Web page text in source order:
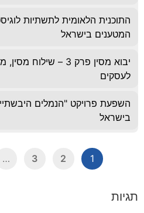
התוכנית הלאומית לתשתיות
המטענים בישראל
יבוא מסין פרק 3 –
לעסקים
השפעת פרויקט "הנמלים
בישראל
1
2
3
…
תגיות